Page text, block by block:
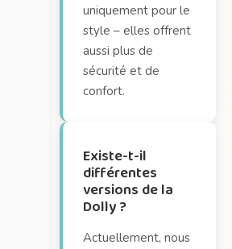
uniquement pour le
style – elles offrent
aussi plus de
sécurité et de
confort.
Existe-t-il
différentes
versions de la
Dolly ?
Actuellement, nous